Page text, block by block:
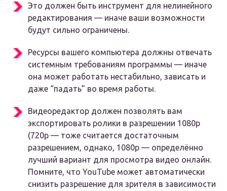
Это должен быть инструмент для нелинейного
редактирования — иначе ваши возможности
будут сильно ограничены.
Ресурсы вашего компьютера должны отвечать
системным требованиям программы — иначе
она может работать нестабильно, зависать и
даже “падать” во время работы.
Видеоредактор должен позволять вам
экспортировать ролики в разрешении 1080p
(720p — тоже считается достаточным
разрешением, однако, 1080p — определённо
лучший вариант для просмотра видео онлайн.
Помните, что YouTube может автоматически
снизить разрешение для зрителя в зависимости